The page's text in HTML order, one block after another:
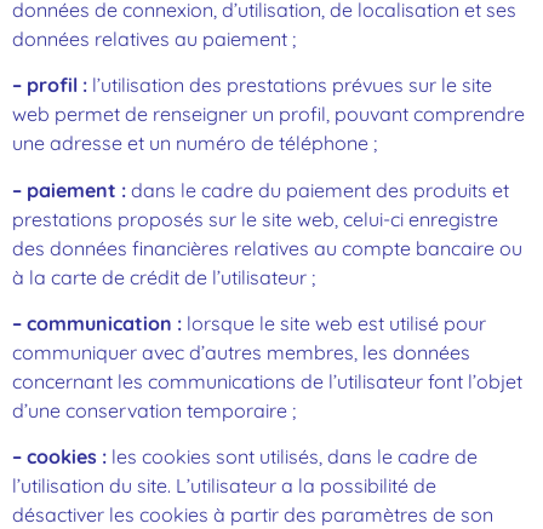
données de connexion, d’utilisation, de localisation et ses
données relatives au paiement ;
– profil : l’utilisation des prestations prévues sur le site
web permet de renseigner un profil, pouvant comprendre
une adresse et un numéro de téléphone ;
– paiement : dans le cadre du paiement des produits et
prestations proposés sur le site web, celui-ci enregistre
des données financières relatives au compte bancaire ou
à la carte de crédit de l’utilisateur ;
– communication : lorsque le site web est utilisé pour
communiquer avec d’autres membres, les données
concernant les communications de l’utilisateur font l’objet
d’une conservation temporaire ;
– cookies : les cookies sont utilisés, dans le cadre de
l’utilisation du site. L’utilisateur a la possibilité de
désactiver les cookies à partir des paramètres de son